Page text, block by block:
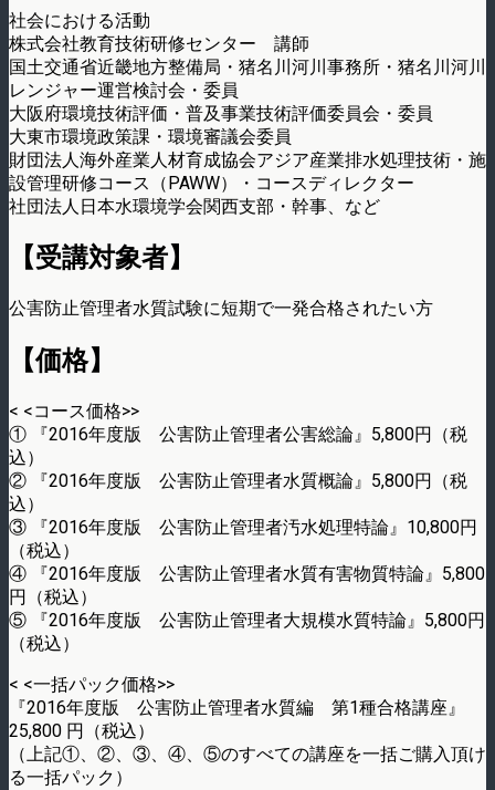
社会における活動
株式会社教育技術研修センター 講師
国土交通省近畿地方整備局・猪名川河川事務所・猪名川河川
レンジャー運営検討会・委員
大阪府環境技術評価・普及事業技術評価委員会・委員
大東市環境政策課・環境審議会委員
財団法人海外産業人材育成協会アジア産業排水処理技術・施
設管理研修コース（PAWW）・コースディレクター
社団法人日本水環境学会関西支部・幹事、など
【受講対象者】
公害防止管理者水質試験に短期で一発合格されたい方
【価格】
< <コース価格>>
① 『2016年度版 公害防止管理者公害総論』5,800円（税
込）
② 『2016年度版 公害防止管理者水質概論』5,800円（税
込）
③ 『2016年度版 公害防止管理者汚水処理特論』10,800円
（税込）
④ 『2016年度版 公害防止管理者水質有害物質特論』5,800
円（税込）
⑤ 『2016年度版 公害防止管理者大規模水質特論』5,800円
（税込）
< <一括パック価格>>
『2016年度版 公害防止管理者水質編 第1種合格講座』
25,800 円（税込）
（上記①、②、③、④、⑤のすべての講座を一括ご購入頂け
る一括パック）